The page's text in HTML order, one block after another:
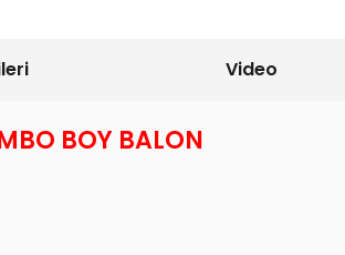
Video
BOY BALON